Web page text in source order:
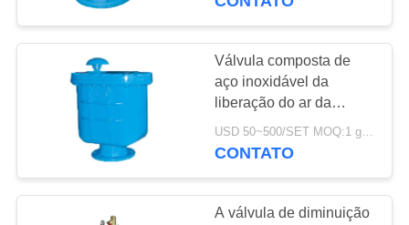
válvula operada
pneumática
Válvula composta de
aço inoxidável da
liberação do ar da
válvula de bola DN50-
DN300 anticorrosiva
USD 50~500/SET MOQ:1 grupo
CONTATO
A válvula de diminuição